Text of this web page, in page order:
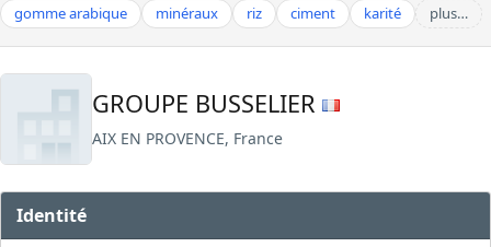
gomme arabique
minéraux riz ciment karité plus…
GROUPE BUSSELIER
AIX EN PROVENCE, France
Identité